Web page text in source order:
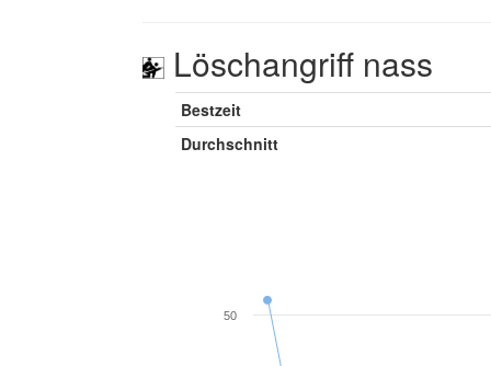
Löschangriff nass
Bestzeit
Durchschnitt
50